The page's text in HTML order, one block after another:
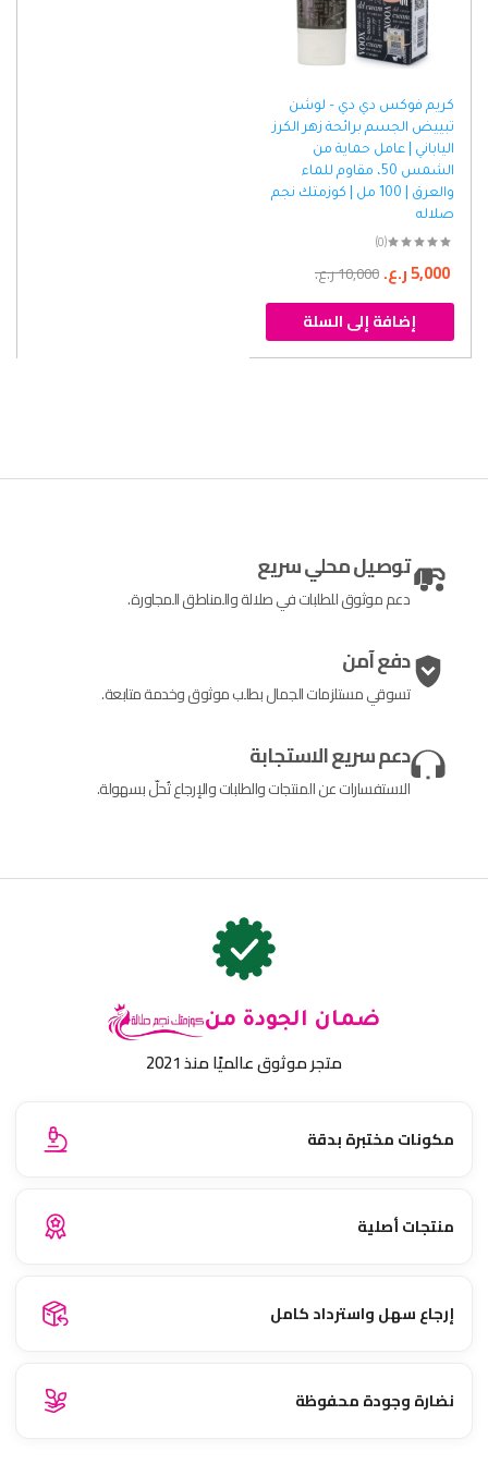
كريم فوكس دي دي – لوشن
تبييض الجسم برائحة زهر الكرز
الياباني | عامل حماية من
الشمس 50، مقاوم للماء
والعرق | 100 مل | كوزمتك نجم
صلاله
(0)
10,000ر.ع. 5,000ر.ع.
إضافة إلى السلة
توصيل محلي سريع
دعم موثوق للطلبات في صلالة والمناطق المجاورة.
دفع آمن
تسوقي مستلزمات الجمال بطلب موثوق وخدمة متابعة.
دعم سريع الاستجابة
الاستفسارات عن المنتجات والطلبات والإرجاع تُحلّ بسهولة.
ضمان الجودة من
متجر موثوق عالميًا منذ 2021
مكونات مختبرة بدقة
منتجات أصلية
إرجاع سهل واسترداد كامل
نضارة وجودة محفوظة